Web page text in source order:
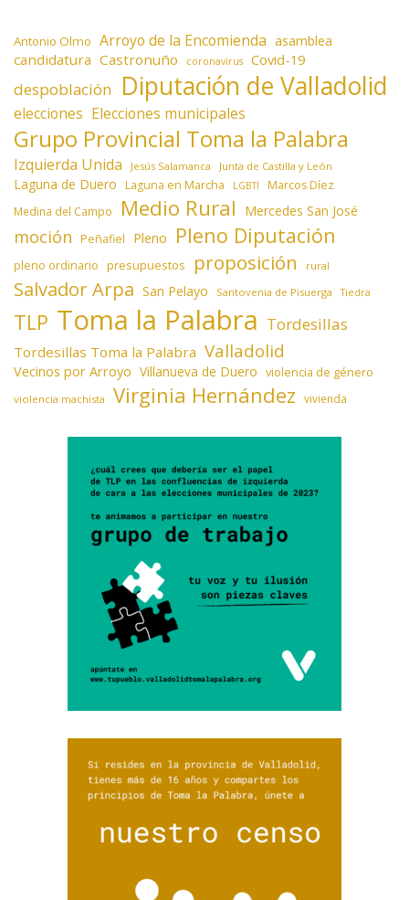
Antonio Olmo Arroyo de la Encomienda asamblea
candidatura Castronuño coronavirus Covid-19
despoblación Diputación de Valladolid
elecciones Elecciones municipales
Grupo Provincial Toma la Palabra
Izquierda Unida Jesús Salamanca Junta de Castilla y León
Laguna de Duero Laguna en Marcha LGBTI Marcos Díez
Medina del Campo Medio Rural Mercedes San José
moción Peñafiel Pleno Pleno Diputación
pleno ordinario presupuestos proposición rural
Salvador Arpa San Pelayo Santovenia de Pisuerga Tiedra
TLP Toma la Palabra Tordesillas
Tordesillas Toma la Palabra Valladolid
Vecinos por Arroyo Villanueva de Duero violencia de género
violencia machista Virginia Hernández vivienda